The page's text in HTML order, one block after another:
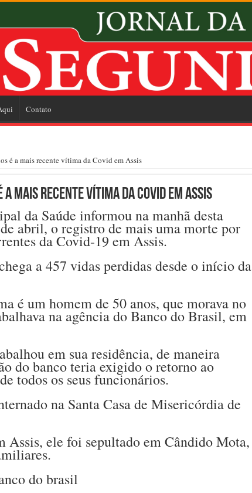
Contato
é a mais recente vítima da Covid em Assis
a mais recente vítima da Covid em Assis
da Saúde informou na manhã desta
abril, o registro de mais uma morte por
da Covid-19 em Assis.
a 457 vidas perdidas desde o início da
é um homem de 50 anos, que morava no
na agência do Banco do Brasil, em
em sua residência, de maneira
do banco teria exigido o retorno ao
todos os seus funcionários.
na Santa Casa de Misericórdia de
Assis, ele foi sepultado em Cândido Mota,